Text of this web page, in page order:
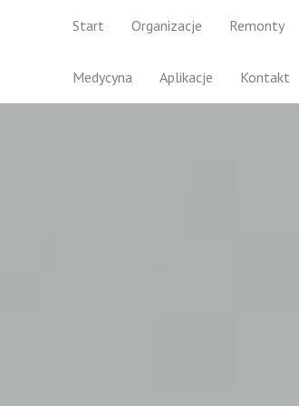
Start Organizacje Remonty
Medycyna Aplikacje Kontakt